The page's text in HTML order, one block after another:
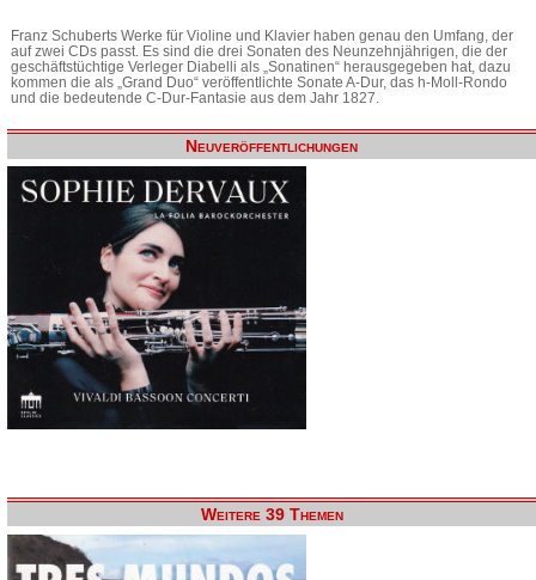
Franz Schuberts Werke für Violine und Klavier haben genau den Umfang, der
auf zwei CDs passt. Es sind die drei Sonaten des Neunzehnjährigen, die der
geschäftstüchtige Verleger Diabelli als „Sonatinen“ herausgegeben hat, dazu
kommen die als „Grand Duo“ veröffentlichte Sonate A-Dur, das h-Moll-Rondo
und die bedeutende C-Dur-Fantasie aus dem Jahr 1827.
Neuveröffentlichungen
Weitere 39 Themen